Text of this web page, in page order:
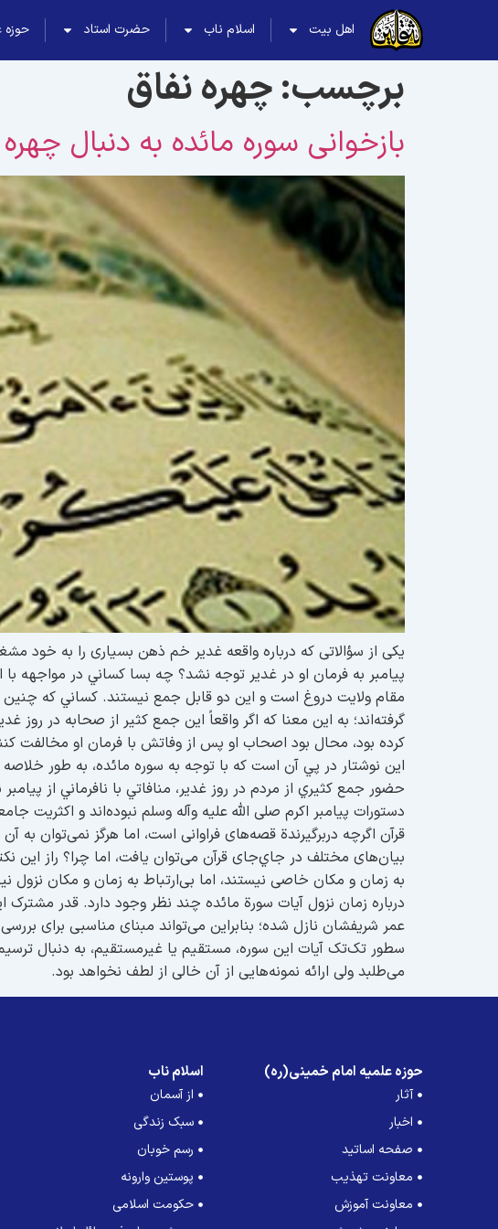
اهل بیت اسلام ناب حضرت استاد حوزه
برچسب:چهره نفاق
بازخوانی سوره مائده به دنبال
یکی از سؤالاتی که درباره واقعه غدیر خم ذهن بسياری را به خود
پیامبر به فرمان او در غدیر توجه نشد؟ چه بسا كساني در مواجهه
مقام ولایت دروغ است و این دو قابل جمع نیستند. كساني كه
گرفته‌اند؛ به این معنا که اگر واقعاً این جمع کثیر از صحابه در روز
کرده بود، محال بود اصحاب او پس از وفاتش با فرمان او مخالفت
این نوشتار در پي آن است که با توجه به سوره مائده، به طور خلاصه
حضور جمع كثيري از مردم در روز غدير، منافاتي با نافرماني از
دستورات پیامبر اکرم صلی الله علیه وآله وسلم نبوده‌اند و اکثریت
قرآن اگرچه دربرگيرندة قصه‌های فراوانی است، اما هرگز
بیان‌های مختلف در جاي‌جای قرآن می‌توان یافت، اما چرا؟ راز این
به زمان و مکان خاصی نیستند، اما بی‌ارتباط به زمان و مکان نزول
درباره زمان نزول آیات سورة مائده چند نظر وجود دارد. قدر
عمر شريفشان نازل شده؛ بنابراین می‌تواند مبنای مناسبی برای
سطور تک‌تک آیات این سوره، مستقیم یا غیرمستقیم، به دنبال
می‌طلبد ولی ارائه نمونه‌هایی از آن خالی از لطف نخواهد بود.
حوزه علمیه امام خمینی(ره)
آثار
اخبار
صفحه اساتید
معاونت تهذیب
معاونت آموزش
اسلام ناب
از آسمان
سبک زندگی
رسم خوبان
پوستین وارونه
حکومت اسلامی